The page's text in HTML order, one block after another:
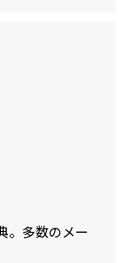
。多数のメー